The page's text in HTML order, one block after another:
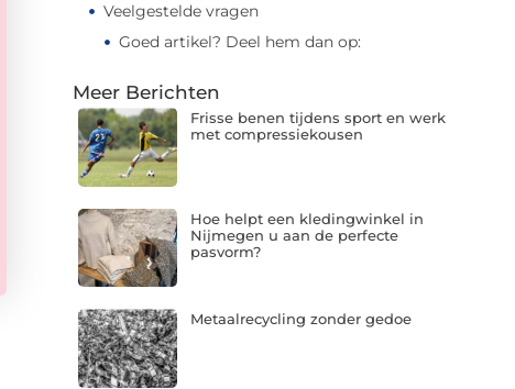
Veelgestelde vragen
Goed artikel? Deel hem dan op:
Meer Berichten
Frisse benen tijdens sport en werk
met compressiekousen
Hoe helpt een kledingwinkel in
Nijmegen u aan de perfecte
pasvorm?
Metaalrecycling zonder gedoe